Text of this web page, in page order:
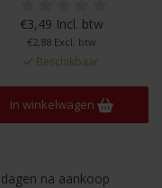
€3,49 Incl. btw
€2,88 Excl. btw
Beschikbaar
In winkelwagen
na aankoop